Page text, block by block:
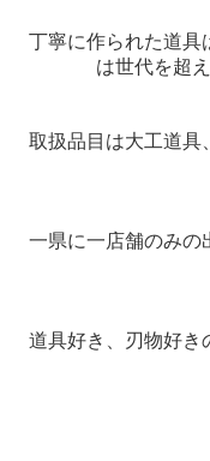
キャンペーン
丁寧に作られた道具
は世代を超
取扱品目は大工道具
一県に一店舗のみの
道具好き、刃物好き